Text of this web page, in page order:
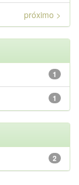
próximo >
1
1
2